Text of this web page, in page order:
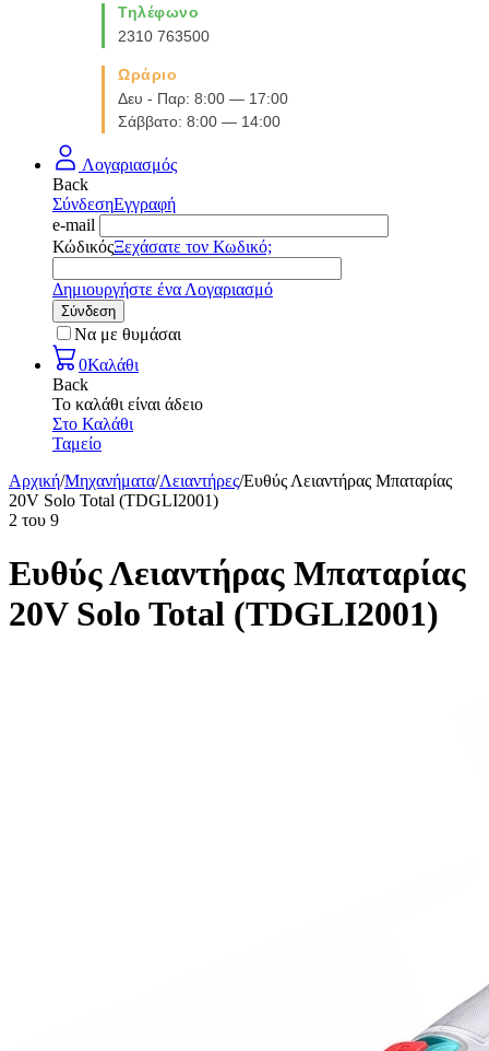
Τηλέφωνο
2310 763500
Ωράριο
Δευ - Παρ: 8:00 — 17:00
Σάββατο: 8:00 — 14:00
Λογαριασμός
Back
ΣύνδεσηΕγγραφή
e-mail
ΚώδικόςΞεχάσατε τον Κωδικό;
Δημιουργήστε ένα Λογαριασμό
Σύνδεση
Να με θυμάσαι
0Καλάθι
Back
Το καλάθι είναι άδειο
Στο Καλάθι
Ταμείο
Αρχική/Μηχανήματα/Λειαντήρες/Ευθύς Λειαντήρας Μπαταρίας
20V Solo Total (TDGLI2001)
2 του 9
Ευθύς Λειαντήρας Μπαταρίας
20V Solo Total (TDGLI2001)